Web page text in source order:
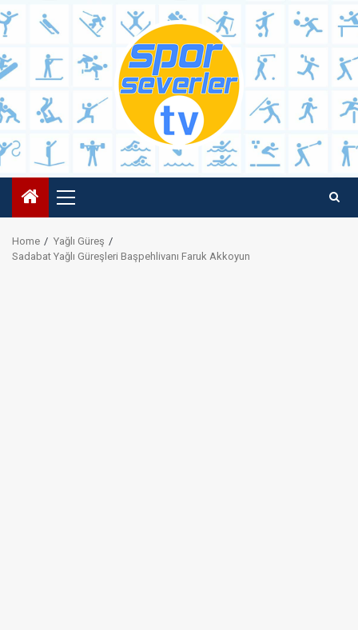
Skip
to
Primary
Menu
Home
Yağlı Güreş
Sadabat Yağlı Güreşleri Başpehlivanı Faruk Akkoyun